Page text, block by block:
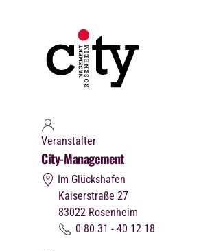
Veranstalter
City-Management
Im Glückshafen
Kaiserstraße 27
83022 Rosenheim
0 80 31 - 40 12 18